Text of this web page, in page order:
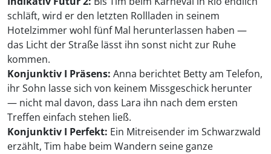
schläft, wird er den letzten Rollladen in seinem
Hotelzimmer wohl fünf Mal herunterlassen haben —
das Licht der Straße lässt ihn sonst nicht zur Ruhe
kommen.
Konjunktiv I Präsens: Anna berichtet Betty am Telefon,
ihr Sohn lasse sich von keinem Missgeschick herunter
— nicht mal davon, dass Lara ihn nach dem ersten
Treffen einfach stehen ließ.
Konjunktiv I Perfekt: Ein Mitreisender im Schwarzwald
erzählt, Tim habe beim Wandern seine ganze